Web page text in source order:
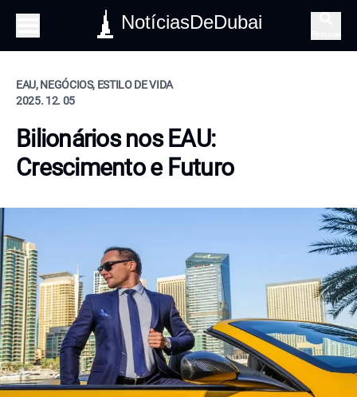
NotíciasDeDubai
EAU, NEGÓCIOS, ESTILO DE VIDA
2025. 12. 05
Bilionários nos EAU:
Crescimento e Futuro